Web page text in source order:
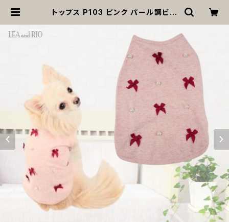
トップス P103 ピンク パール調ビー
デイリー ドッグウェア dog 犬 猫 ペッ
ト 服 犬服 猫服 小型犬 返品交換不可
| MOANA